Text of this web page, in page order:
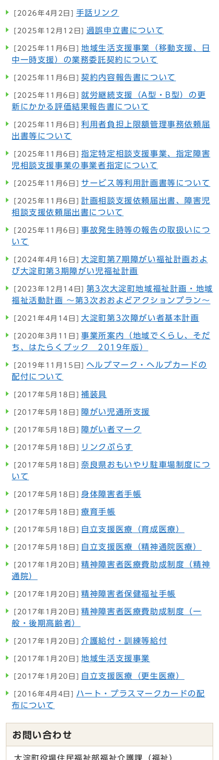
[2026年4月2日] 手話リンク
[2025年12月12日] 過誤申立書について
[2025年11月6日]
地域生活支援事業（移動支援、日
中一時支援）の業務委託契約について
[2025年11月6日] 契約内容報告書について
[2025年11月6日]
就労継続支援（A型・B型）の更
新にかかる評価結果報告書について
[2025年11月6日]
利用者負担上限額管理事務依頼届
出書等について
[2025年11月6日]
指定特定相談支援事業、指定障害
児相談支援事業の事業者指定について
[2025年11月6日] サービス等利用計画書等について
[2025年11月6日]
計画相談支援依頼届出書、障害児
相談支援依頼届出書について
[2025年11月6日]
事故発生時等の報告の取扱いにつ
いて
[2024年4月16日]
大淀町第7期障がい福祉計画およ
び大淀町第3期障がい児福祉計画
[2023年12月14日]
第3次大淀町地域福祉計画・地域
福祉活動計画 ～第3次おおよどアクションプラン～
[2021年4月14日] 大淀町第3次障がい者基本計画
[2020年3月11日]
事業所案内（地域でくらし、そだ
ち、はたらくブック 2019年版）
[2019年11月15日]
ヘルプマーク・ヘルプカードの
配付について
[2017年5月18日] 補装具
[2017年5月18日] 障がい児通所支援
[2017年5月18日] 障がい者マーク
[2017年5月18日] リンクぷらす
[2017年5月18日]
奈良県おもいやり駐車場制度につ
いて
[2017年5月18日] 身体障害者手帳
[2017年5月18日] 療育手帳
[2017年5月18日] 自立支援医療（育成医療）
[2017年5月18日] 自立支援医療（精神通院医療）
[2017年1月20日]
精神障害者医療費助成制度（精神
通院）
[2017年1月20日] 精神障害者保健福祉手帳
[2017年1月20日]
精神障害者医療費助成制度（一
般・後期高齢者）
[2017年1月20日] 介護給付・訓練等給付
[2017年1月20日] 地域生活支援事業
[2017年1月20日] 自立支援医療（更生医療）
[2016年4月4日]
ハート・プラスマークカードの配
布について
お問い合わせ
大淀町役場住民福祉部福祉介護課（福祉）